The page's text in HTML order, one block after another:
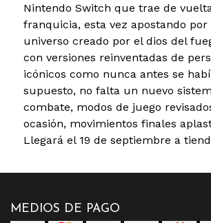
Nintendo Switch que trae de
franquicia, esta vez apostando por
universo creado por el dios del
con versiones reinventadas de
icónicos como nunca antes se
supuesto, no falta un nuevo
combate, modos de juego
ocasión, movimientos finales
Llegará el 19 de septiembre a
MEDIOS DE PAGO